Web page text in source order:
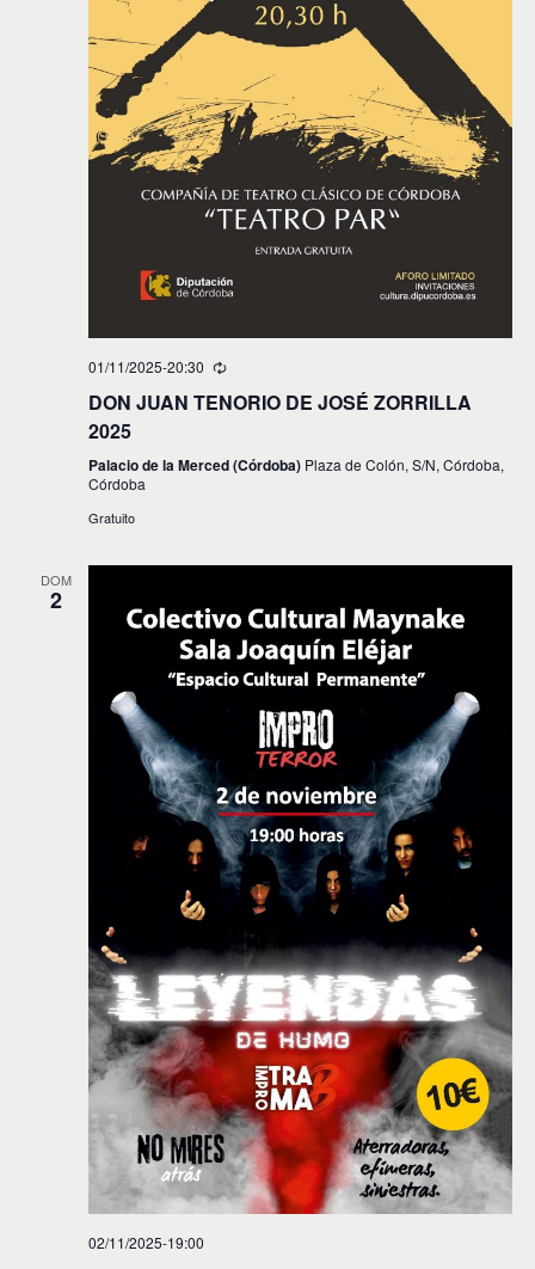
01/11/2025-20:30
DON JUAN TENORIO DE JOSÉ ZORRILLA
2025
Palacio de la Merced (Córdoba) Plaza de Colón, S/N, Córdoba,
Córdoba
Gratuito
DOM
2
02/11/2025-19:00